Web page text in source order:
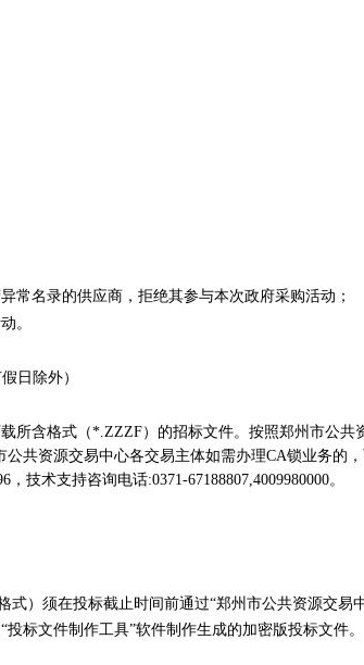
常名录的供应商，拒绝其参与本次政府采购活动；
。
日除外）
所含格式（*.ZZZF）的招标文件。按照郑州市公
共资源交易中心各交易主体如需办理CA锁业务的，
技术支持咨询电话:0371-67188807,4009980000。
）须在投标截止时间前通过“郑州市公共资源交易
标文件制作工具”软件制作生成的加密版投标文件。